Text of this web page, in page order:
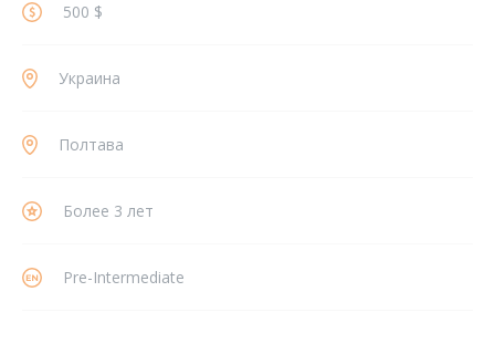
500 $
Украина
Полтава
Более 3 лет
Pre-Intermediate